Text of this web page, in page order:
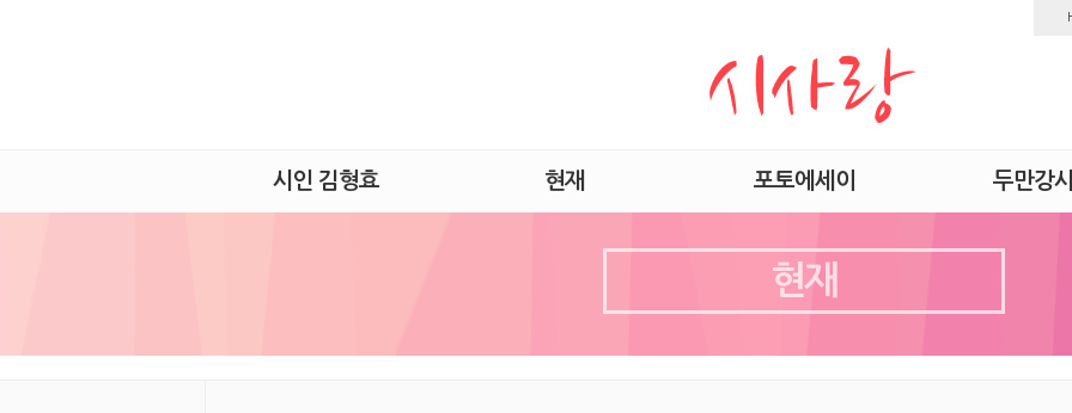
시인 김형효 현재 포토에세이 두만강
현재